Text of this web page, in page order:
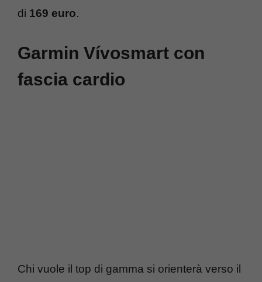
di 169 euro.
Garmin Vívosmart con
fascia cardio
Chi vuole il top di gamma si orienterà verso il